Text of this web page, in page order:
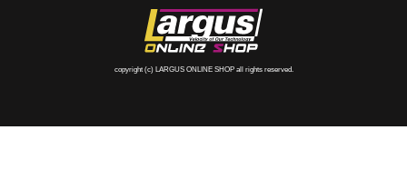
copyright (c) LARGUS ONLINE SHOP all rights reserved.